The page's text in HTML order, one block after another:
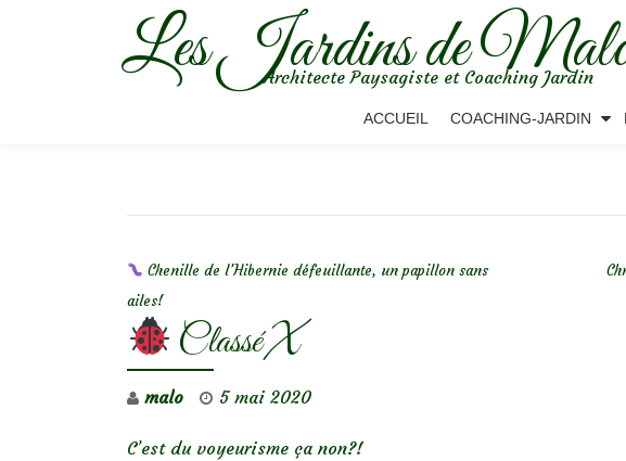
Les Jardins de
Architecte Paysagiste et Coaching Jardin
ACCUEIL COACHING-JARDIN
Chenille de l’Hibernie défeuillante, un papillon sans
ailes!
Classé X
malo 5 mai 2020
C’est du voyeurisme ça non?!